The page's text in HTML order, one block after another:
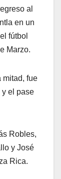
al
en un
fútbol
Marzo.
mitad, fue
y el pase
Robles,
y José
Rica.